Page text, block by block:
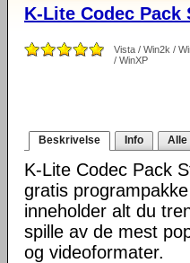
K-Lite Codec Pack
Vista / Win2k /
/ WinXP
Beskrivelse Info Alle
K-Lite Codec Pack
gratis
inneholder alt du
spille av de mest
og videoformater.